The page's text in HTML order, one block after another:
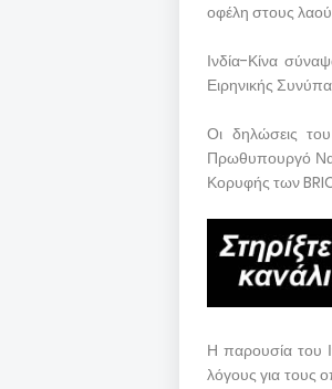
οφέλη στους
Ινδία-Κίνα
Ειρηνικής
Οι δηλώσεις
Πρωθυπουργό
Κορυφής των
Η παρουσία του
λόγους για τους